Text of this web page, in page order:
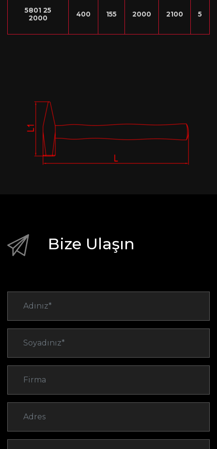
5801 25
2000
400 155 2000 2100 5
Bize Ulaşın